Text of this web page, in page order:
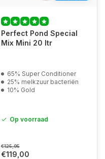
Perfect Pond Special
Mix Mini 20 ltr
65% Super Conditioner
25% melkzuur bacteriën
10% Gold
Op voorraad
€125,95
€119,00